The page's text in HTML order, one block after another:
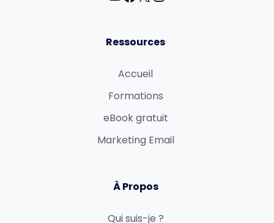
Ressources
Accueil
Formations
eBook gratuit
Marketing Email
À Propos
Qui suis-je ?